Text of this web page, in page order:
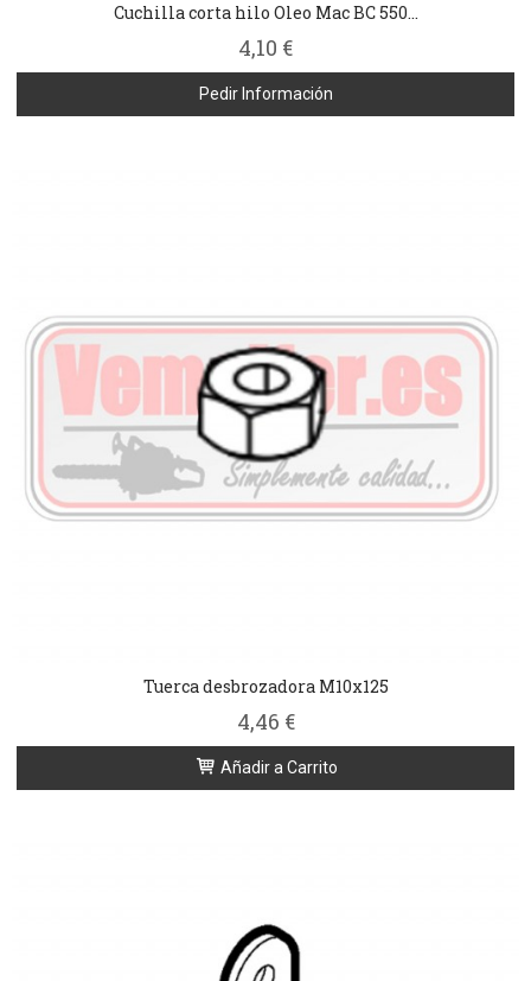
Cuchilla corta hilo Oleo Mac BC 550...
4,10 €
Pedir Información
Tuerca desbrozadora M10x125
4,46 €
Añadir a Carrito